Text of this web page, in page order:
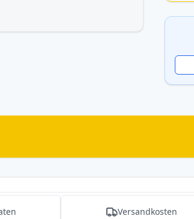
Versandkosten